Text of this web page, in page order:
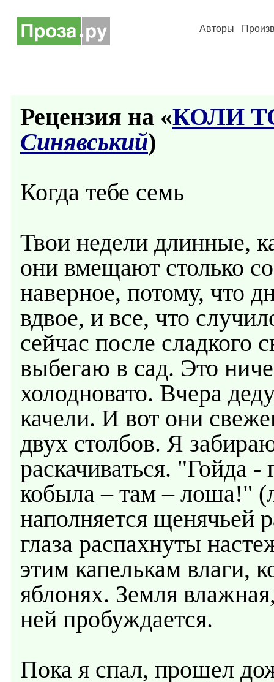
Авторы
Рецензия на «КОЛИ
Синявський)
Когда тебе семь
Твои недели длинные,
они вмещают столько
наверное, потому, что
вдвое, и все, что
сейчас после сладкого
выбегаю в сад. Это
холодновато. Вчера
качели. И вот они
двух столбов. Я
раскачиваться. "Гойда
кобыла – там – лоша!"
наполняется
глаза распахнуты
этим капелькам влаги,
яблонях. Земля
ней пробуждается.
Пока я спал, прошел